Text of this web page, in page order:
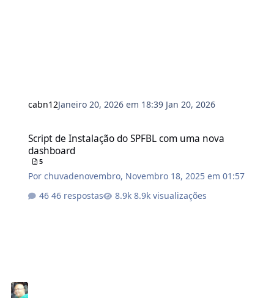
cabn12Janeiro 20, 2026 em 18:39 Jan 20, 2026
Script de Instalação do SPFBL com uma nova
dashboard
5
Porchuvadenovembro, Novembro 18, 2025 em 01:57
46 respostas
8.9k visualizações